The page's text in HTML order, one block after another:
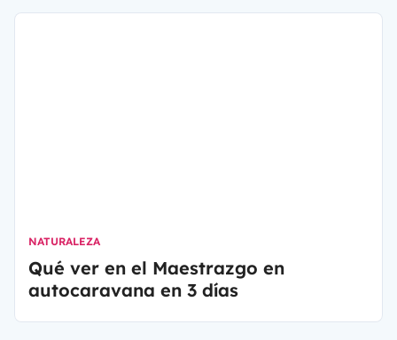
NATURALEZA
Qué ver en el Maestrazgo en
autocaravana en 3 días